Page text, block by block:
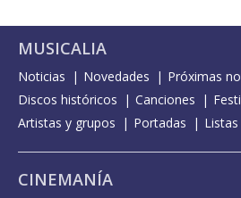
MUSICALIA
Noticias Novedades
Próximas
Discos históricos
Canciones
Artistas y grupos
Portadas Listas
CINEMANÍA